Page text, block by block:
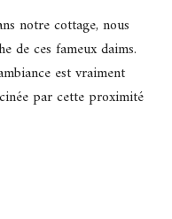
notre cottage, nous
de ces fameux daims.
est vraiment
par cette proximité